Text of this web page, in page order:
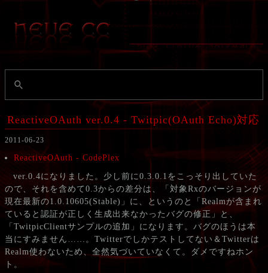
ReactiveOAuth ver.0.4 - Twitpic(OAuth Echo)対応
2011-06-23
ReactiveOAuth - CodePlex
ver.0.4になりました。少し前に0.3.0.1をこっそり出していた
ので、それを含めて0.3からの差分は、「対象Rxのバージョンが
現在最新の1.0.10605(Stable)」に、というのと「Realmが含まれ
ていると認証が正しく生成出来なかったバグの修正」と、
「TwitpicClientサンプルの追加」になります。バグのほうは本
当にすみません……。Twitterでしかテストしてない＆Twitterは
Realm使わないため、全然気づいていなくて。ダメですねホン
ト。